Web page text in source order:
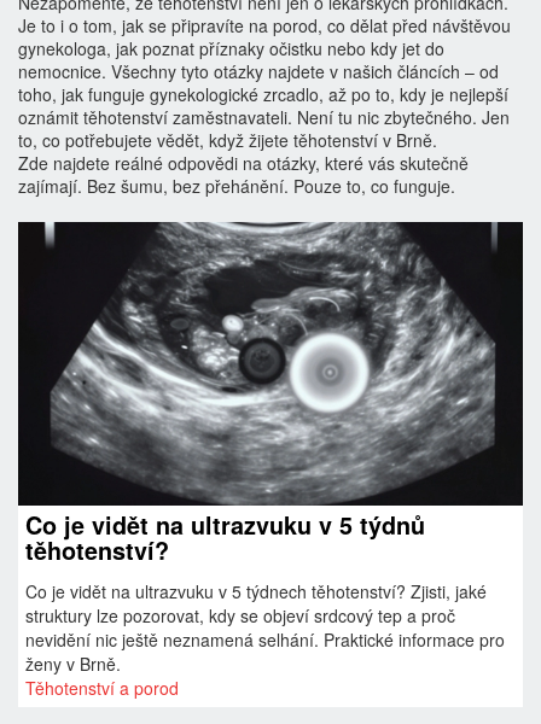
Je to i o tom, jak se připravíte na porod, co dělat před návštěvou
gynekologa, jak poznat příznaky očistku nebo kdy jet do
nemocnice. Všechny tyto otázky najdete v našich článcích – od
toho, jak funguje gynekologické zrcadlo, až po to, kdy je nejlepší
oznámit těhotenství zaměstnavateli. Není tu nic zbytečného. Jen
to, co potřebujete vědět, když žijete těhotenství v Brně.
Zde najdete reálné odpovědi na otázky, které vás skutečně
zajímají. Bez šumu, bez přehánění. Pouze to, co funguje.
Co je vidět na ultrazvuku v 5 týdnů
těhotenství?
Co je vidět na ultrazvuku v 5 týdnech těhotenství? Zjisti, jaké
struktury lze pozorovat, kdy se objeví srdcový tep a proč
nevidění nic ještě neznamená selhání. Praktické informace pro
ženy v Brně.
Těhotenství a porod